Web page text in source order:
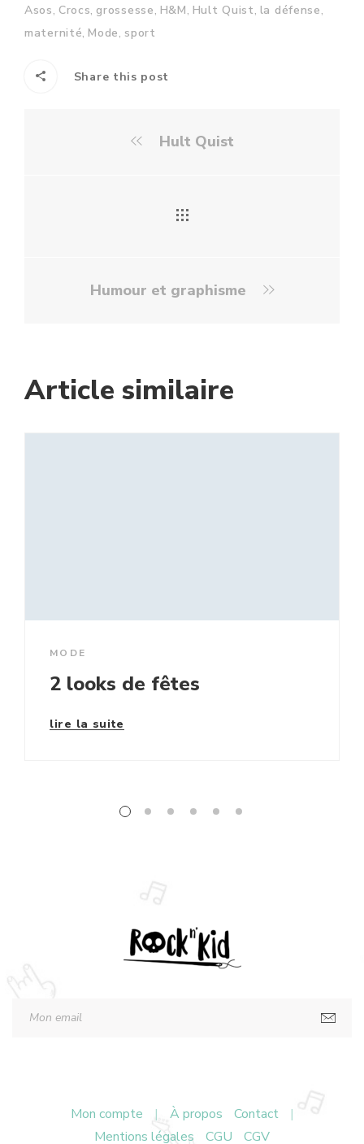
Asos, Crocs, grossesse, H&M, Hult Quist, la défense,
maternité,Mode, sport
Share this post
Hult Quist
Humour et graphisme
Article similaire
MODE
2 looks de fêtes
lire la suite
Mon compte | À propos Contact
|
Mentions légales
CGU CGV